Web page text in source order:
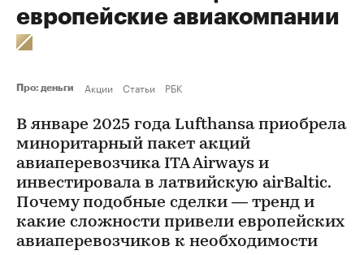
европейские авиакомпании
Про: деньги Акции Статьи РБК
В январе 2025 года Lufthansa приобрела
миноритарный пакет акций
авиаперевозчика ITA Airways и
инвестировала в латвийскую airBaltic.
Почему подобные сделки — тренд и
какие сложности привели европейских
авиаперевозчиков к необходимости